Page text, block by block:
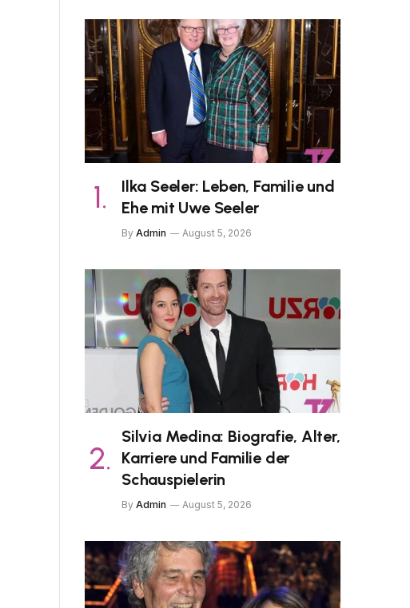
Ilka Seeler: Leben, Familie und
Ehe mit Uwe Seeler
By Admin August 5, 2026
Silvia Medina: Biografie, Alter,
Karriere und Familie der
Schauspielerin
By Admin August 5, 2026